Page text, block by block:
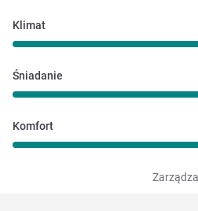
Klimat
Śniadanie
Komfort